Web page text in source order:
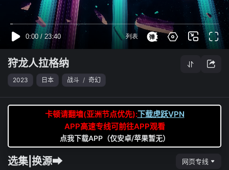
狩龙人拉格纳
2023 日本 战斗 / 奇幻
卡顿请翻墙(亚洲节点优先):下载虎跃VPN
APP高速专线可前往APP观看
点我下载APP（仅安卓/苹果暂无）
选集|换源➡ 网页专线